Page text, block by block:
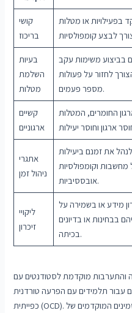
קושי
בריכוז
בפעילויות או מטלות
בעיות
השלמת
מטלות
בביצוע משימות עקב
לחזור על פעולות
מספר פעמים.
קשיים
ארגוניים
החומרים, המטלות
אתגרי
ניהול זמן
את זמנם ביעילות
וקומפולסיות
אובססיביות.
ליקויי
זיכרון
מידע או בשמירה על
בבחינות או בדיונים
בכיתה.
עבור תלמידים עם הפרעה טורדנית
כפייתית (OCD). על ידי זיהוי הסימנים והתסמינים המוקדמים של OCD,